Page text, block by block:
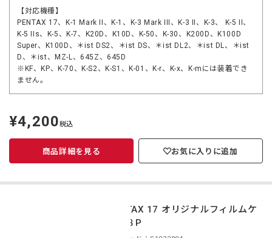
【対応機種】
PENTAX 17、K-1 Mark II、K-1、K-3 Mark III、K-3 II、K-3、 K-5 II、
K-5 IIs、K-5、K-7、K20D、K10D、K-50、K-30、K200D、K100D
Super、K100D、＊ist DS2、＊ist DS、＊ist DL2、＊ist DL、＊ist
D、＊ist、MZ-L、645Z、645D
※KF、KP、K-70、K-S2、K-S1、K-01、K-r、K-x、K-mには装着でき
ません。
定
価
¥4,200税込
商品詳細を見る お気に入りに追加
PENTAX 17 オリジナルフィルムケ
ース８P